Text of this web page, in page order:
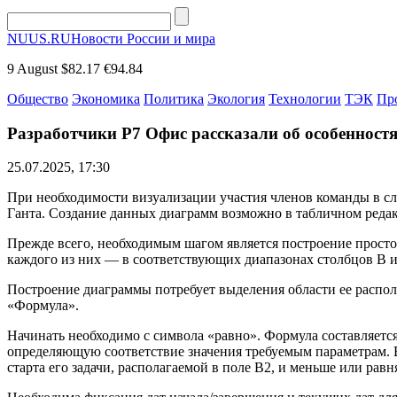
NUUS.RUНовости России и мира
9 August $82.17 €94.84
Общество Экономика Политика Экология Технологии ТЭК
Разработчики Р7 Офис рассказали об
25.07.2025, 17:30
При необходимости визуализации участия членов команды в
Ганта. Создание данных диаграмм возможно в табличном
Прежде всего, необходимым шагом является построение
каждого из них — в соответствующих диапазонах столбцов B
Построение диаграммы потребует выделения области ее
«Формула».
Начинать необходимо с символа «равно». Формула
определяющую соответствие значения требуемым
старта его задачи, располагаемой в поле B2, и меньше или